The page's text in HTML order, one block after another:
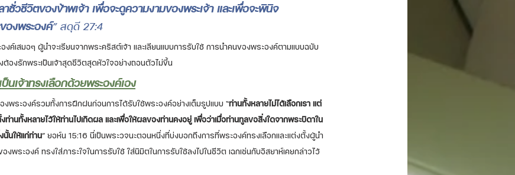
ชั่วชีวิตของข้าพเจ้า เพื่อจะดูความงามของพระเจ้า และเพื่อจะพินิจ
องพระองค์” สดุดี 27:4
งค์เสมอๆ ผู้นำจะเรียนจากพระคริสต์เจ้า และเลียนแบบการรับใช้ การนำคนของพระองค์ตามแบบฉบับ
องรักพระเป็นเจ้าสุดชีวิตสุดหัวใจอย่างถอนตัวไม่ขึ้น
นเจ้าทรงเลือกด้วยพระองค์เอง
งพระองค์รวมทั้งการฝึกฝนก่อนการได้รับใช้พระองค์อย่างเต็มรูปแบบ “ท่านทั้งหลายไม่ได้เลือกเรา แต่
ท่านทั้งหลายไว้ให้ท่านไปเกิดผล และเพื่อให้ผลของท่านคงอยู่ เพื่อว่าเมื่อท่านทูลขอสิ่งใดจากพระบิดาใน
นั้นให้แก่ท่าน” ยอห์น 15:16 นี่เป็นพระวจนะตอนหนึ่งที่บ่งบอกถึงการที่พระองค์ทรงเลือกและแต่งตั้งผู้นำ
พระองค์ ทรงใส่ภาระใจในการรับใช้ ใส่นิมิตในการรับใช้ลงไปในชีวิต เฉกเช่นกับอิสยาห์เคยกล่าวไว้